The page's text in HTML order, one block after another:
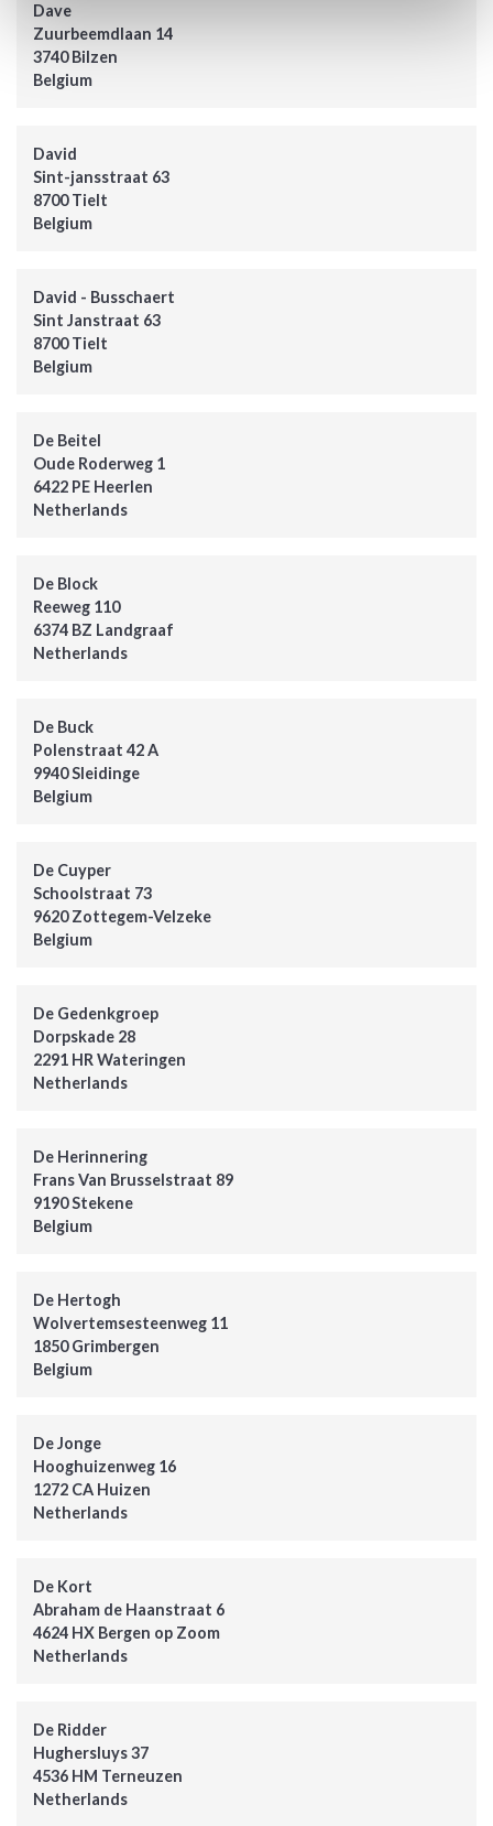
Dave
Zuurbeemdlaan 14
3740 Bilzen
Belgium
David
Sint-jansstraat 63
8700 Tielt
Belgium
David - Busschaert
Sint Janstraat 63
8700 Tielt
Belgium
De Beitel
Oude Roderweg 1
6422 PE Heerlen
Netherlands
De Block
Reeweg 110
6374 BZ Landgraaf
Netherlands
De Buck
Polenstraat 42 A
9940 Sleidinge
Belgium
De Cuyper
Schoolstraat 73
9620 Zottegem-Velzeke
Belgium
De Gedenkgroep
Dorpskade 28
2291 HR Wateringen
Netherlands
De Herinnering
Frans Van Brusselstraat 89
9190 Stekene
Belgium
De Hertogh
Wolvertemsesteenweg 11
1850 Grimbergen
Belgium
De Jonge
Hooghuizenweg 16
1272 CA Huizen
Netherlands
De Kort
Abraham de Haanstraat 6
4624 HX Bergen op Zoom
Netherlands
De Ridder
Hughersluys 37
4536 HM Terneuzen
Netherlands